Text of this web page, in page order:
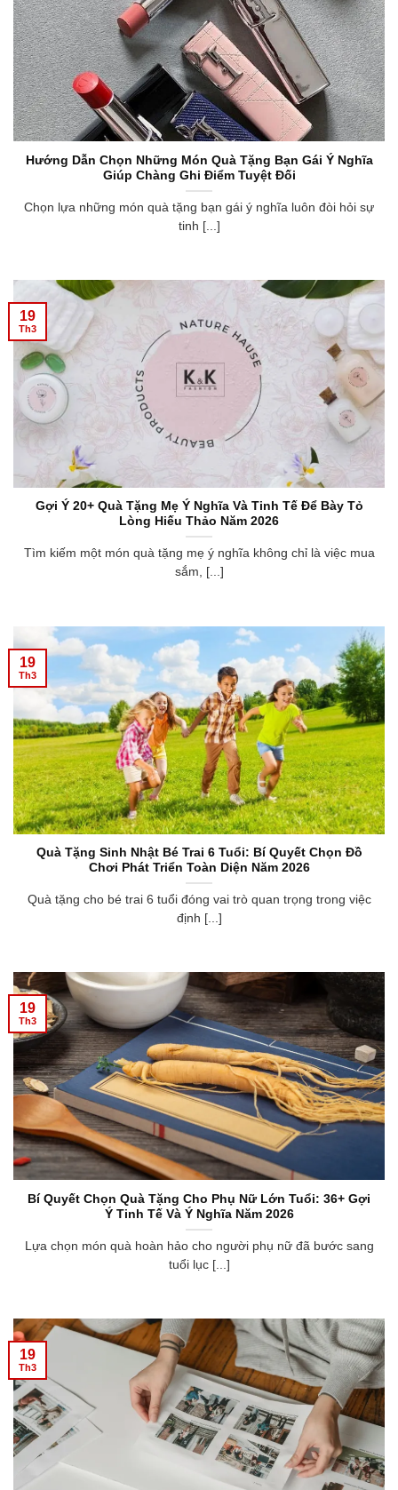
Hướng Dẫn Chọn Những Món Quà Tặng Bạn Gái Ý Nghĩa
Giúp Chàng Ghi Điểm Tuyệt Đối
Chọn lựa những món quà tặng bạn gái ý nghĩa luôn đòi hỏi sự
tinh [...]
Gợi Ý 20+ Quà Tặng Mẹ Ý Nghĩa Và Tinh Tế Để Bày Tỏ
Lòng Hiếu Thảo Năm 2026
Tìm kiếm một món quà tặng mẹ ý nghĩa không chỉ là việc mua
sắm, [...]
19
Th3
Quà Tặng Sinh Nhật Bé Trai 6 Tuổi: Bí Quyết Chọn Đồ
Chơi Phát Triển Toàn Diện Năm 2026
Quà tặng cho bé trai 6 tuổi đóng vai trò quan trọng trong việc
định [...]
19
Th3
Bí Quyết Chọn Quà Tặng Cho Phụ Nữ Lớn Tuổi: 36+ Gợi
Ý Tinh Tế Và Ý Nghĩa Năm 2026
Lựa chọn món quà hoàn hảo cho người phụ nữ đã bước sang
tuổi lục [...]
19
Th3
19
Th3